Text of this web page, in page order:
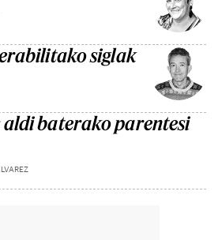
siglak
baterako parentesi